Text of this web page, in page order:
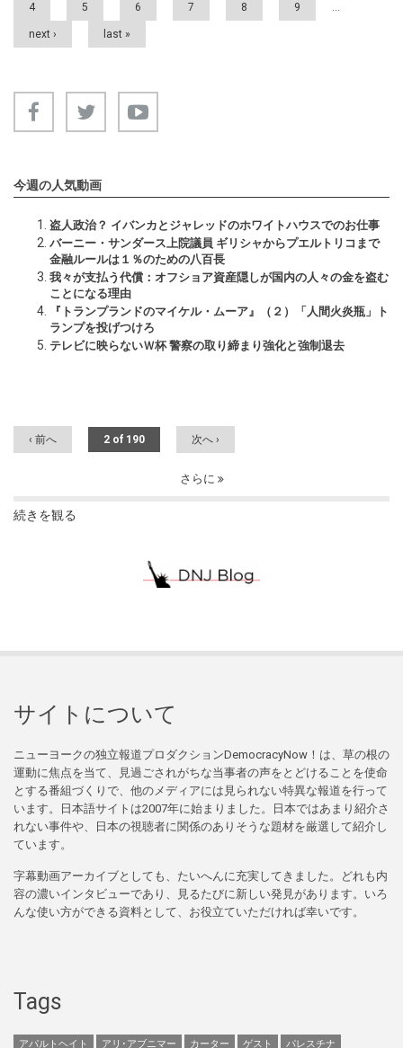
4 5 6 7 8 9 …
next › last »
今週の人気動画
盗人政治？ イバンカとジャレッドのホワイトハウスでのお仕事
バーニー・サンダース上院議員 ギリシャからプエルトリコまで
金融ルールは１％のための八百長
我々が支払う代償：オフショア資産隠しが国内の人々の金を盗む
ことになる理由
『トランプランドのマイケル・ムーア』（２）「人間火炎瓶」ト
ランプを投げつけろ
テレビに映らないＷ杯 警察の取り締まり強化と強制退去
‹ 前へ 2 of 190 次へ ›
さらに
続きを観る
サイトについて
ニューヨークの独立報道プロダクションDemocracyNow！は、草の根の
運動に焦点を当て、見過ごされがちな当事者の声をとどけることを使命
とする番組づくりで、他のメディアには見られない特異な報道を行って
います。日本語サイトは2007年に始まりました。日本ではあまり紹介さ
れない事件や、日本の視聴者に関係のありそうな題材を厳選して紹介し
ています。
字幕動画アーカイブとしても、たいへんに充実してきました。どれも内
容の濃いインタビューであり、見るたびに新しい発見があります。いろ
んな使い方ができる資料として、お役立ていただければ幸いです。
Tags
アパルトヘイト アリ･アブニマー カーター ゲスト パレスチナ